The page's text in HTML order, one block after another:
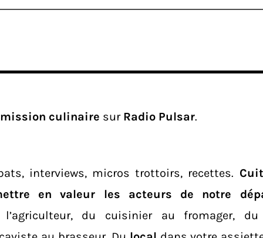
culinaire sur Radio Pulsar.
interviews, micros trottoirs, recettes.
en valeur les acteurs de notre
l’agriculteur, du cuisinier au fromager,